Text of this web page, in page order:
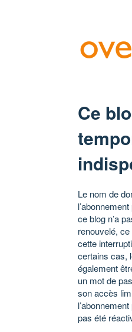
Ce
Le nom de
ce blog n’a
renouvelé,
cette
certains cas,
également
un mot de
son accès
pas été